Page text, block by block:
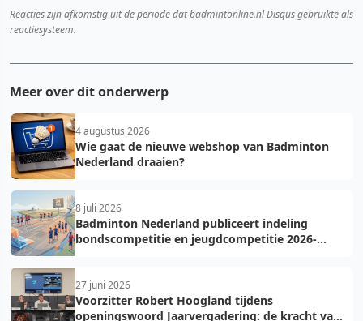
Reacties zijn afkomstig uit de periode dat badmintonline.nl Disqus gebruikte als
reactiesysteem.
Meer over dit onderwerp
4 augustus 2026
Wie gaat de nieuwe webshop van Badminton
Nederland draaien?
8 juli 2026
Badminton Nederland publiceert indeling
bondscompetitie en jeugdcompetitie 2026-
27 juni 2026
Voorzitter Robert Hoogland tijdens
openingswoord Jaarvergadering: de kracht van